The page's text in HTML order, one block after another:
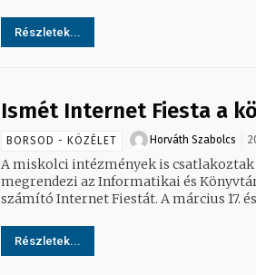
Részletek...
Ismét Internet Fiesta a
BORSOD - KÖZÉLET Horváth Szabolcs
A miskolci intézmények is csatlakoztak az
megrendezi az Informatikai és
számító Internet Fiestát. A március 17.
Részletek...